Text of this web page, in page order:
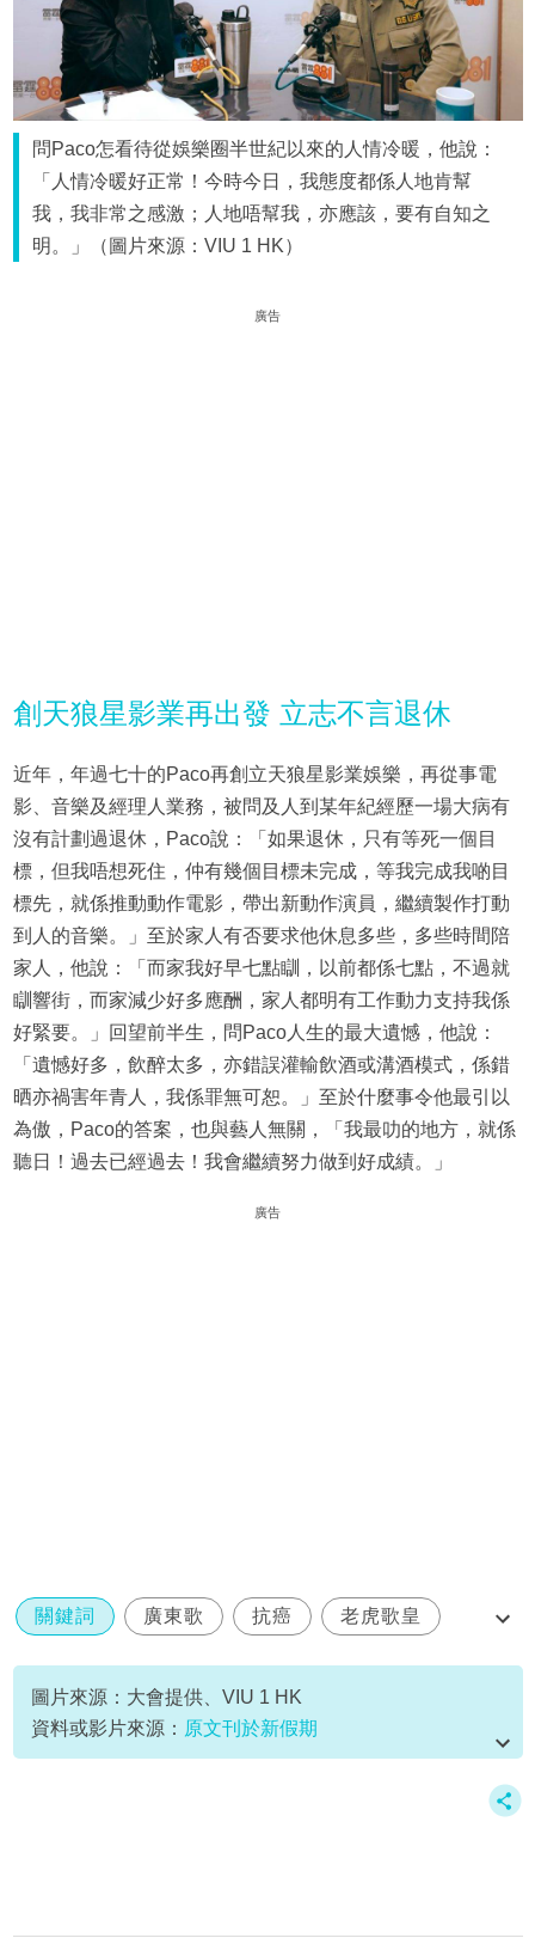
問Paco怎看待從娛樂圈半世紀以來的人情冷暖，他說：
「人情冷暖好正常！今時今日，我態度都係人地肯幫
我，我非常之感激；人地唔幫我，亦應該，要有自知之
明。」（圖片來源：VIU 1 HK）
廣告
創天狼星影業再出發 立志不言退休
近年，年過七十的Paco再創立天狼星影業娛樂，再從事電
影、音樂及經理人業務，被問及人到某年紀經歷一場大病有
沒有計劃過退休，Paco說：「如果退休，只有等死一個目
標，但我唔想死住，仲有幾個目標未完成，等我完成我啲目
標先，就係推動動作電影，帶出新動作演員，繼續製作打動
到人的音樂。」至於家人有否要求他休息多些，多些時間陪
家人，他說：「而家我好早七點瞓，以前都係七點，不過就
瞓響街，而家減少好多應酬，家人都明有工作動力支持我係
好緊要。」回望前半生，問Paco人生的最大遺憾，他說：
「遺憾好多，飲醉太多，亦錯誤灌輸飲酒或溝酒模式，係錯
晒亦禍害年青人，我係罪無可恕。」至於什麼事令他最引以
為傲，Paco的答案，也與藝人無關，「我最叻的地方，就係
聽日！過去已經過去！我會繼續努力做到好成績。」​
廣告
關鍵詞 廣東歌 抗癌 老虎歌皇
黃柏高
圖片來源：大會提供、VIU 1 HK
資料或影片來源： 原文刊於新假期